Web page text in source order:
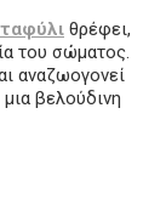
θρέφει,
του σώματος.
αναζωογονεί
βελούδινη